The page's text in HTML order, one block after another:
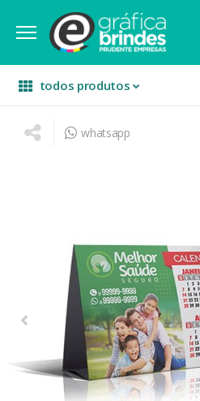
todos produtos
escritório whatsapp